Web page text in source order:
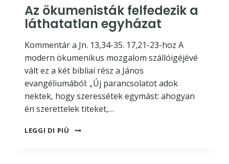
Az ökumenisták felfedezik a
láthatatlan egyházat
Kommentár a Jn. 13,34-35. 17,21-23-hoz A
modern ökumenikus mozgalom szállóigéjévé
vált ez a két bibliai rész a János
evangéliumából: „Új parancsolatot adok
nektek, hogy szeressétek egymást: ahogyan
én szerettelek titeket,…
LEGGI DI PIÙ
AZ